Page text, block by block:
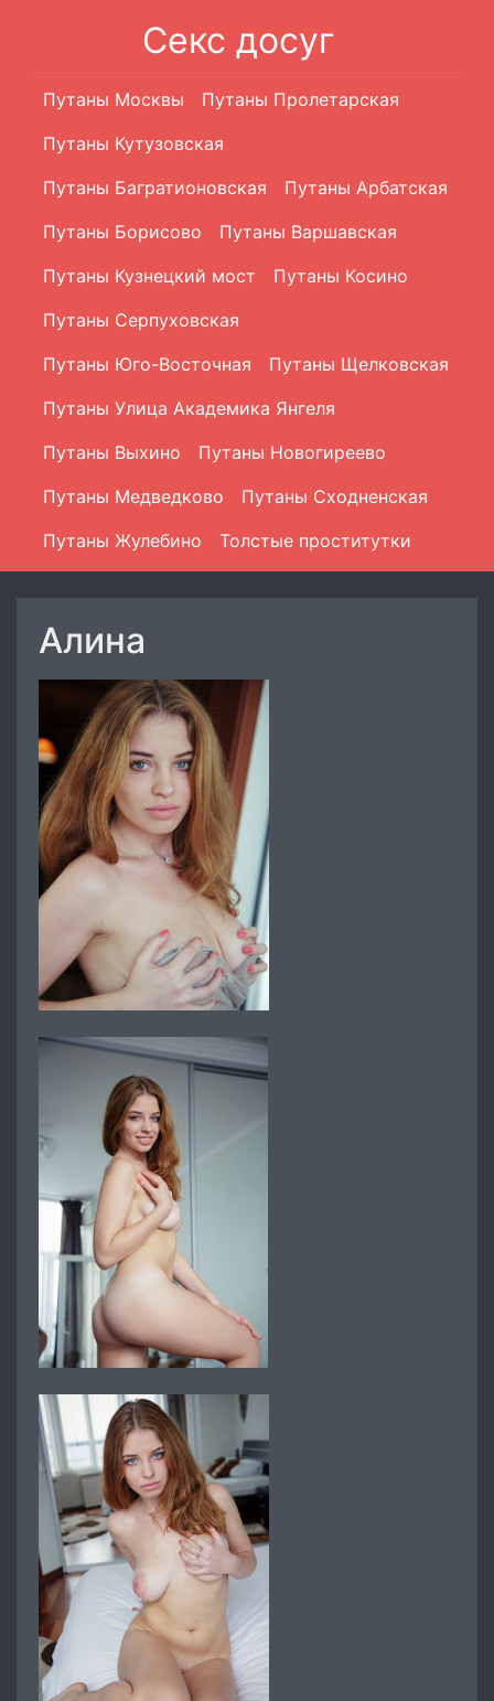
Секс досуг
Путаны Москвы
Путаны Пролетарская
Путаны Кутузовская
Путаны Багратионовская
Путаны Арбатская
Путаны Борисово
Путаны Варшавская
Путаны Кузнецкий мост
Путаны Косино
Путаны Серпуховская
Путаны Юго-Восточная
Путаны Щелковская
Путаны Улица Академика Янгеля
Путаны Выхино
Путаны Новогиреево
Путаны Медведково
Путаны Сходненская
Путаны Жулебино
Толстые проститутки
Алина